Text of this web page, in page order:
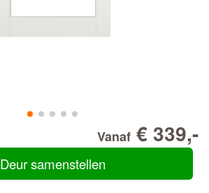
Vanaf € 339,-
Deur samenstellen